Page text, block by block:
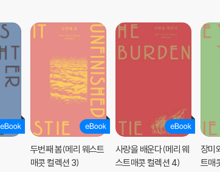
두번째 봄(메리 웨스트
매콧 컬렉션 3)
사랑을 배운다(메리 웨
스트매콧 컬렉션 4)
장미
트매